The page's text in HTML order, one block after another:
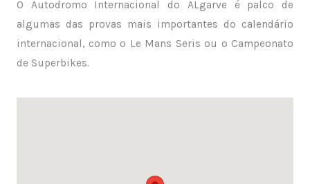
O Autodromo Internacional do ALgarve é palco de
algumas das provas mais importantes do calendário
internacional, como o Le Mans Seris ou o Campeonato
de Superbikes.